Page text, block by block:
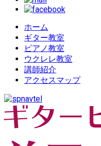
ホーム
ギター教室
ピアノ教室
ウクレレ教室
講師紹介
アクセスマップ